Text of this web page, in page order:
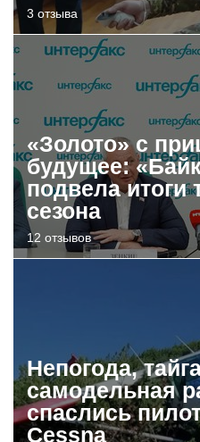
3 отзыва
«Золото» с
будущее:
подвела итоги
сезона
12 отзывов
Непогода,
самодельная
спаслись
Cessna